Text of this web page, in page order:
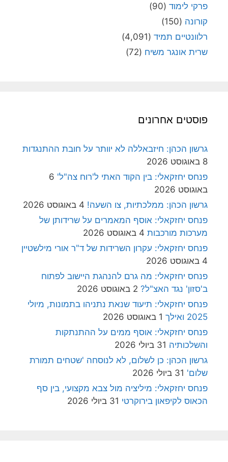
פרקי לימוד (90)
קורונה (150)
רלוונטיים תמיד (4,091)
שרית אונגר משיח (72)
פוסטים אחרונים
גרשון הכהן: חיזבאללה לא יוותר על חובת ההתנגדות
8 באוגוסט 2026
פנחס יחזקאלי: בין הקוד האתי ל'רוח צה"ל' 6
באוגוסט 2026
גרשון הכהן: ממלכתיות, צו השעה! 4 באוגוסט 2026
פנחס יחזקאלי: אוסף המאמרים על שרידותן של
מערכות מורכבות 4 באוגוסט 2026
פנחס יחזקאלי: עקרון השרידות של ד"ר אורי מילשטיין
4 באוגוסט 2026
פנחס יחזקאלי: מה גרם להנהגת היישוב לפתוח
ב'סזון' נגד האצ"ל? 2 באוגוסט 2026
פנחס יחזקאלי: תיעוד שנאת נתניהו בתמונות, מיולי
2025 ואילך
1 באוגוסט 2026
פנחס יחזקאלי: אוסף ממים על ההתנתקות
והשלכותיה 31 ביולי 2026
גרשון הכהן: כן לשלום, לא לנוסחה 'שטחים תמורת
שלום' 31 ביולי 2026
פנחס יחזקאלי: מיליציה מול צבא מקצועי, בין סף
הכאוס לקיפאון בירוקרטי 31 ביולי 2026